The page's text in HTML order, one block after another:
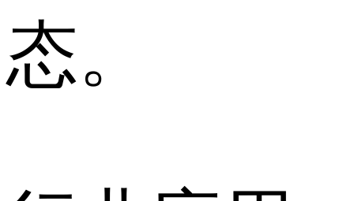
态。